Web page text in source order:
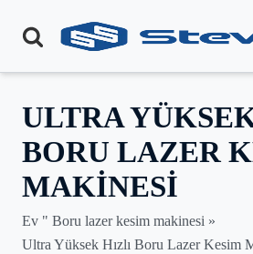
ULTRA
BORU LAZER
MAKINESI
Ev " Boru lazer kesim makinesi »
Ultra Yüksek Hızlı Boru Lazer Kesim